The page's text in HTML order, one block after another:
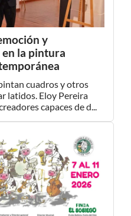
y
la pintura
cuadros y otros
latidos. Eloy Pereira
capaces de d...